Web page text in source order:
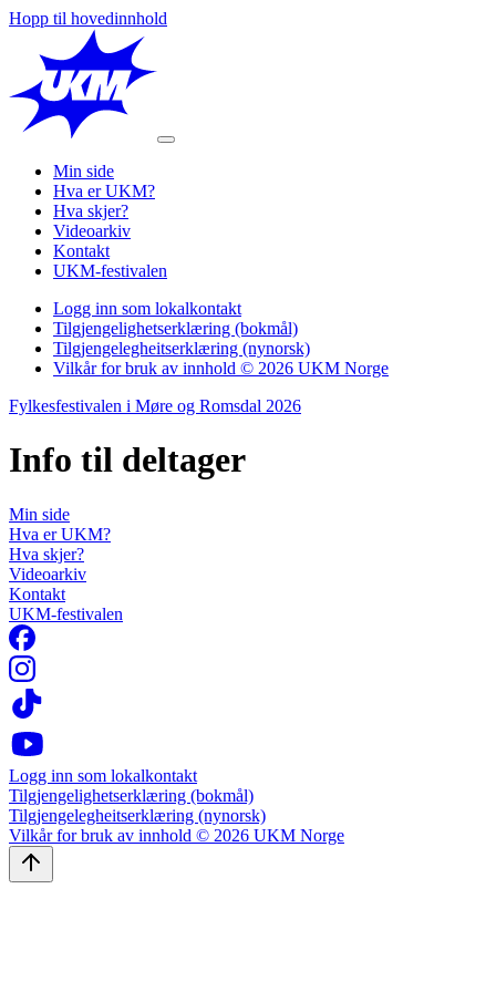
Hopp til hovedinnhold
Min side
Hva er UKM?
Hva skjer?
Videoarkiv
Kontakt
UKM-festivalen
Logg inn som lokalkontakt
Tilgjengelighetserklæring (bokmål)
Tilgjengelegheitserklæring (nynorsk)
Vilkår for bruk av innhold © 2026 UKM Norge
Fylkesfestivalen i Møre og Romsdal 2026
Info til deltager
Min side
Hva er UKM?
Hva skjer?
Videoarkiv
Kontakt
UKM-festivalen
Logg inn som lokalkontakt
Tilgjengelighetserklæring (bokmål)
Tilgjengelegheitserklæring (nynorsk)
Vilkår for bruk av innhold © 2026 UKM Norge